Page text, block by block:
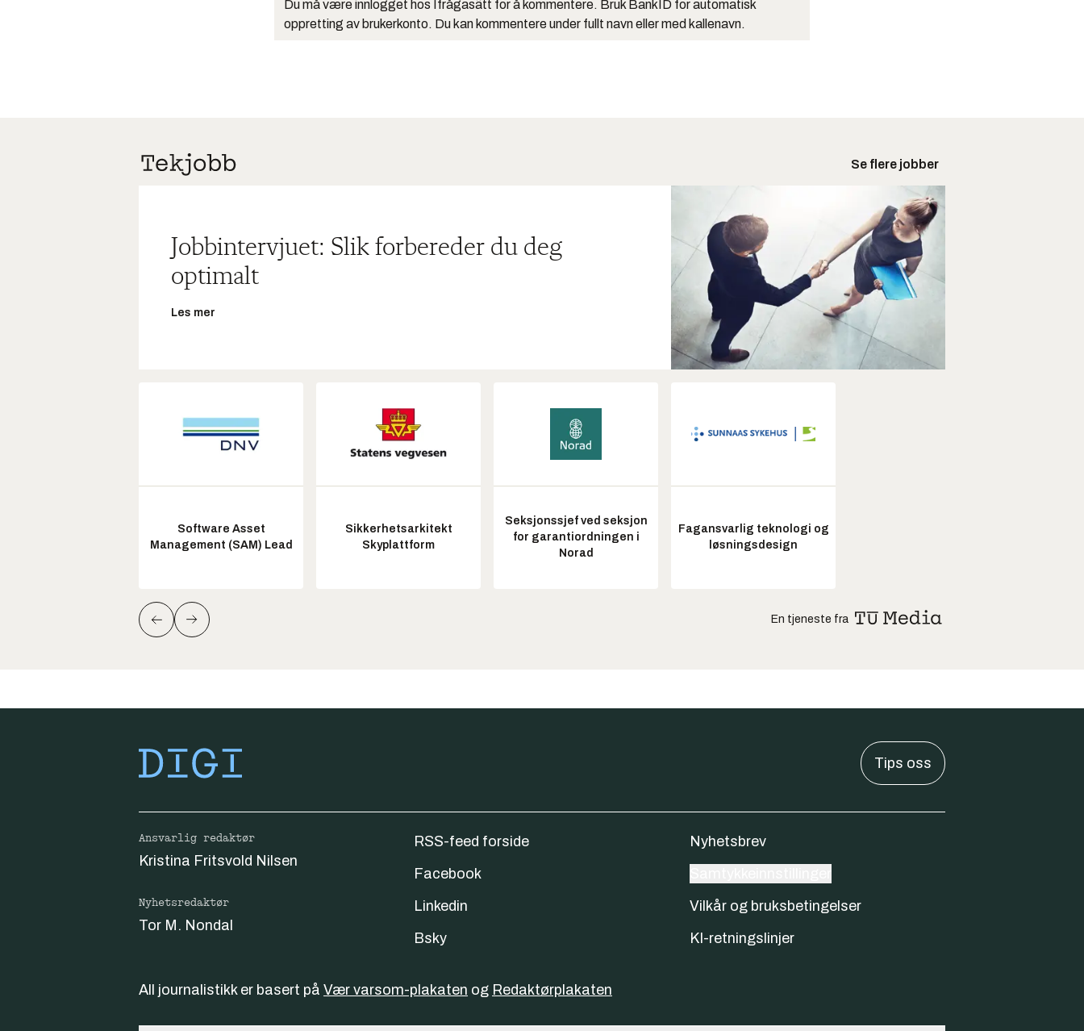
Du må være innlogget hos Ifrågasätt for å kommentere. Bruk BankID for automatisk
oppretting av brukerkonto. Du kan kommentere under fullt navn eller med kallenavn.
Se flere jobber
Jobbintervjuet: Slik forbereder du deg
optimalt
Les mer
Software Asset
Management (SAM) Lead
Sikkerhetsarkitekt
Skyplattform
Seksjonssjef ved seksjon
for garantiordningen i
Norad
Fagansvarlig teknologi og
løsningsdesign
En tjeneste fra
Tips oss
Ansvarlig redaktør
Kristina Fritsvold Nilsen
Nyhetsredaktør
Tor M. Nondal
RSS-feed forside
Facebook
Linkedin
Bsky
Nyhetsbrev
Vilkår og bruksbetingelser
KI-retningslinjer
All journalistikk er basert på Vær varsom-plakaten og Redaktørplakaten